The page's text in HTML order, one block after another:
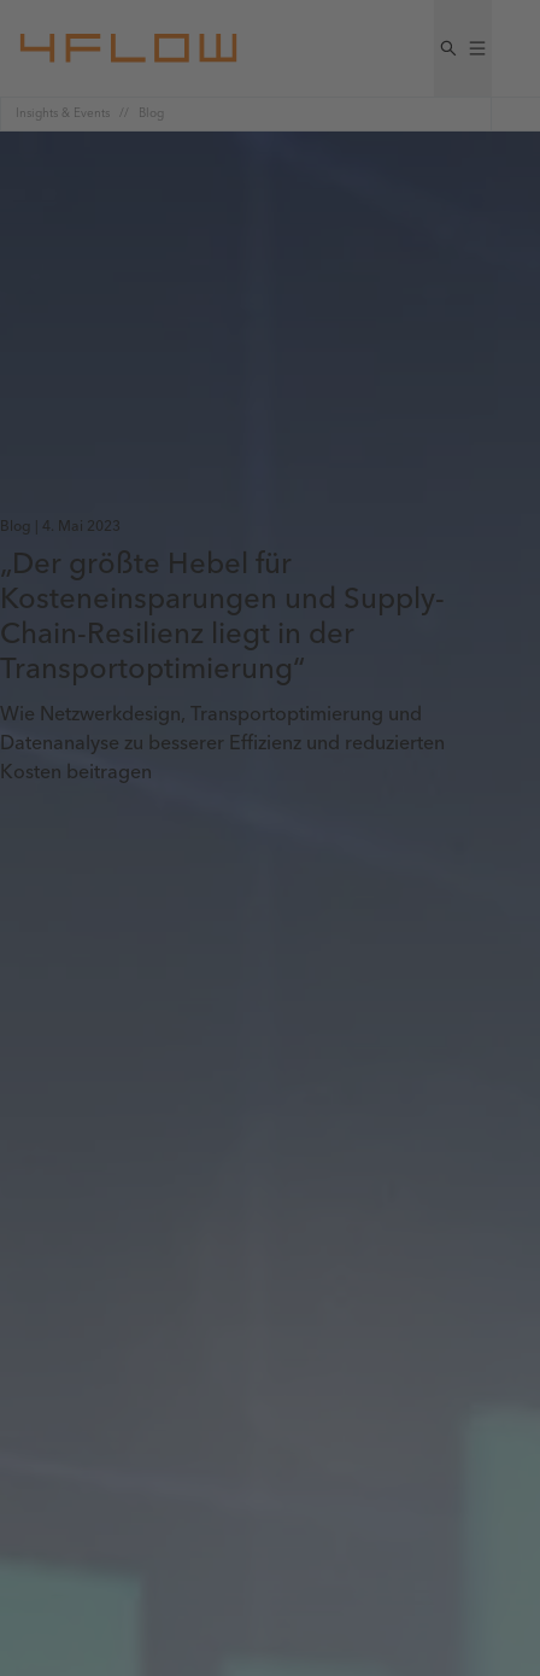
Insights & Events Blog
Blog | 4. Mai 2023
„Der größte Hebel für
Kosteneinsparungen und Supply-
Chain-Resilienz liegt in der
Transportoptimierung“
Wie Netzwerkdesign, Transportoptimierung und
Datenanalyse zu besserer Effizienz und reduzierten
Kosten beitragen